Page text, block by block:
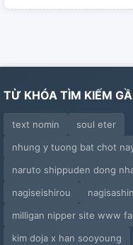
TỪ KHÓA TÌM KIẾM
text nomin
soul eter
nhung y tuong bat chot
naruto shippuden dong
nagiseishirou
milligan nipper site www
kim doja x han sooyoung